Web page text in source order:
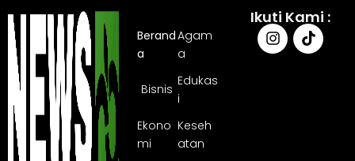
Berand
a
Agam
a
Bisnis
Edukas
i
Ekono
mi
Keseh
atan
Ikuti Kami :